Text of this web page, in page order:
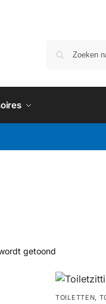
getoond
TOILETTEN,